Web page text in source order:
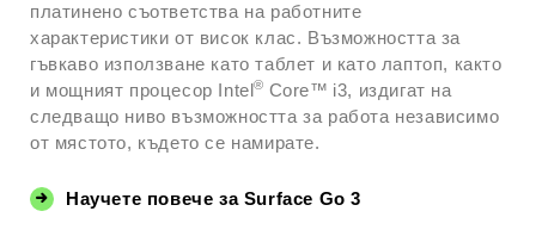
платинено съответства на работните
характеристики от висок клас. Възможността за
гъвкаво използване като таблет и като лаптоп, както
и мощният процесор Intel® Core™ i3, издигат на
следващо ниво възможността за работа независимо
от мястото, където се намирате.
Научете повече за Surface Go 3